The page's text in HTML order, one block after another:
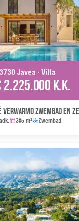
Javea · Villa
2.225.000 k.k.
zwembad en
385 m² Zwembad